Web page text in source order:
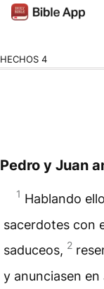
HECHOS 4
Pedro y Juan
1 Hablando
sacerdotes con
saduceos, 2
y anunciasen